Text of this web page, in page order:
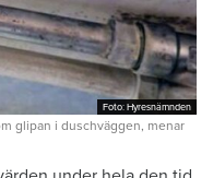
Foto: Hyresnämnden
Foto: Hyresnämnden
glipan i duschväggen, menar